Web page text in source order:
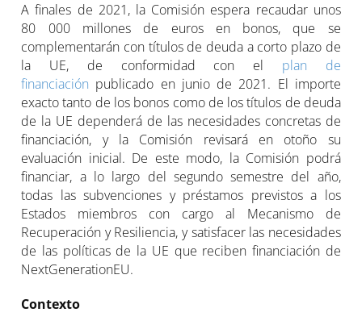
A finales de 2021, la Comisión espera recaudar unos
80 000 millones de euros en bonos, que se
complementarán con títulos de deuda a corto plazo de
la UE, de conformidad con el plan de
financiación publicado en junio de 2021. El importe
exacto tanto de los bonos como de los títulos de deuda
de la UE dependerá de las necesidades concretas de
financiación, y la Comisión revisará en otoño su
evaluación inicial. De este modo, la Comisión podrá
financiar, a lo largo del segundo semestre del año,
todas las subvenciones y préstamos previstos a los
Estados miembros con cargo al Mecanismo de
Recuperación y Resiliencia, y satisfacer las necesidades
de las políticas de la UE que reciben financiación de
NextGenerationEU.
Contexto